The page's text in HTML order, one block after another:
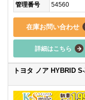
管理番号 54560
在庫お問い合わせ
詳細はこちら
トヨタ ノア HYBRID